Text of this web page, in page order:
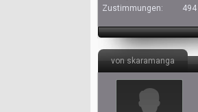
Zustimmungen:
494
von skaramanga